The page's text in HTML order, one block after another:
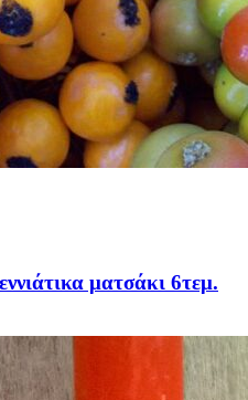
ματσάκι 6τεμ.